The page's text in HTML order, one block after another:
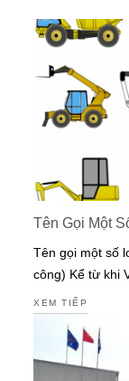
Tên Gọi Một
Tên gọi một số
công) Kể từ khi
XEM TIẾP